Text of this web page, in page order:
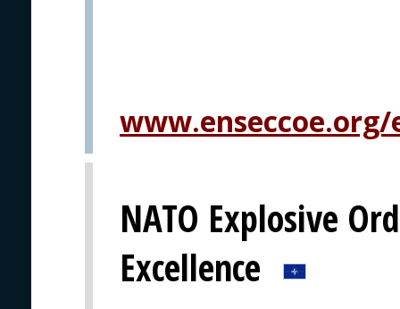
www.enseccoe.org/
NATO Explosive
Excellence